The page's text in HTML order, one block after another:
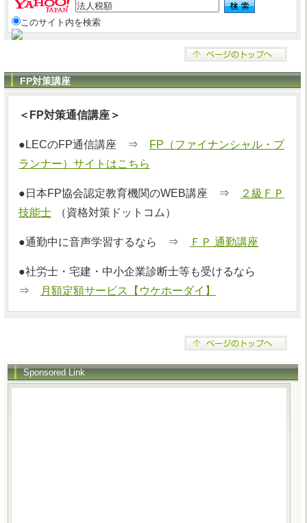
このサイト内を検索
FP対策講座
＜FP対策通信講座＞
●LECのFP通信講座 ⇒
FP（ファイナンシャル・プ
ランナー）サイトはこちら
●日本FP協会認定教育機関のWEB講座 ⇒
２級ＦＰ
技能士
（資格対策ドットコム）
●通勤中に音声学習するなら ⇒ ＦＰ 通勤講座
●社労士・宅建・中小企業診断士等も受けるなら
⇒
月額定額サービス【ウケホーダイ】
Sponsored Link